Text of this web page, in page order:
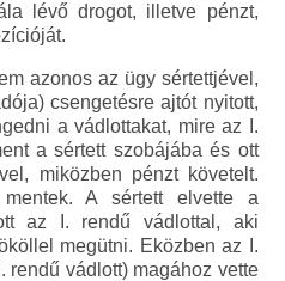
lévő drogot, illetve pénzt,
azonos az ügy sértettjével,
csengetésre ajtót nyitott,
a vádlottakat, mire az I.
a sértett szobájába és ott
miközben pénzt követelt.
A sértett elvette a
az I. rendű vádlottal, aki
megütni. Eközben az I.
rendű vádlott) magához vette